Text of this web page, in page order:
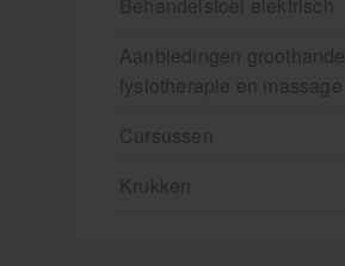
Aanbiedingen groothandel
fysiotherapie en massage
Cursussen
Krukken